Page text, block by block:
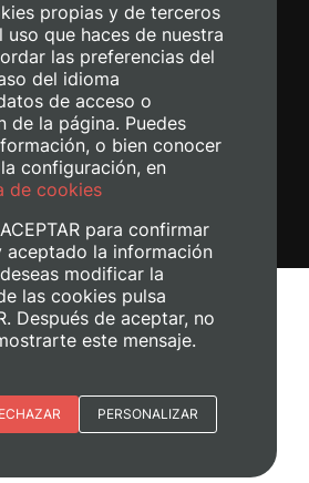
Avís legal
Política de cookies
les galetes
propias y de terceros
uso que haces de nuestra
las preferencias del
del idioma
de acceso o
de la página. Puedes
o bien conocer
configuración, en
de cookies
para confirmar
aceptado la información
modificar la
las cookies pulsa
Después de aceptar, no
este mensaje.
PERSONALIZAR